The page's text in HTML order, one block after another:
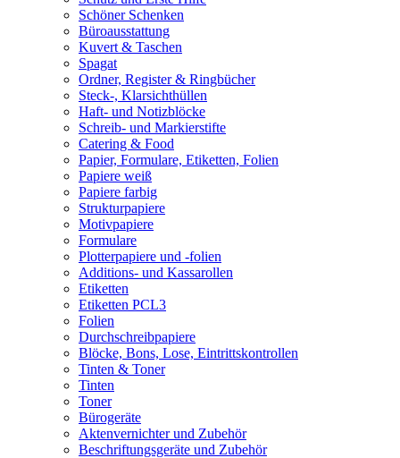
Schöner Schenken
Büroausstattung
Kuvert & Taschen
Spagat
Ordner, Register & Ringbücher
Steck-, Klarsichthüllen
Haft- und Notizblöcke
Schreib- und Markierstifte
Catering & Food
Papier, Formulare, Etiketten, Folien
Papiere weiß
Papiere farbig
Strukturpapiere
Motivpapiere
Formulare
Plotterpapiere und -folien
Additions- und Kassarollen
Etiketten
Etiketten PCL3
Folien
Durchschreibpapiere
Blöcke, Bons, Lose, Eintrittskontrollen
Tinten & Toner
Tinten
Toner
Bürogeräte
Aktenvernichter und Zubehör
Beschriftungsgeräte und Zubehör